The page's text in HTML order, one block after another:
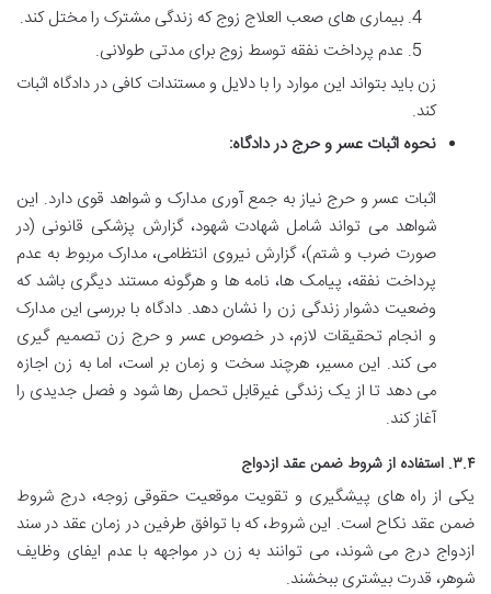
بیماری های صعب العلاج زوج که زندگی مشترک را مختل کند.
عدم پرداخت نفقه توسط زوج برای مدتی طولانی.
زن باید بتواند این موارد را با دلایل و مستندات کافی در دادگاه اثبات
کند.
نحوه اثبات عسر و حرج در دادگاه:
اثبات عسر و حرج نیاز به جمع آوری مدارک و شواهد قوی دارد. این
شواهد می تواند شامل شهادت شهود، گزارش پزشکی قانونی (در
صورت ضرب و شتم)، گزارش نیروی انتظامی، مدارک مربوط به عدم
پرداخت نفقه، پیامک ها، نامه ها و هرگونه مستند دیگری باشد که
وضعیت دشوار زندگی زن را نشان دهد. دادگاه با بررسی این مدارک
و انجام تحقیقات لازم، در خصوص عسر و حرج زن تصمیم گیری
می کند. این مسیر، هرچند سخت و زمان بر است، اما به زن اجازه
می دهد تا از یک زندگی غیرقابل تحمل رها شود و فصل جدیدی را
آغاز کند.
۳.۴. استفاده از شروط ضمن عقد ازدواج
یکی از راه های پیشگیری و تقویت موقعیت حقوقی زوجه، درج شروط
ضمن عقد نکاح است. این شروط، که با توافق طرفین در زمان عقد در سند
ازدواج درج می شوند، می توانند به زن در مواجهه با عدم ایفای وظایف
شوهر، قدرت بیشتری ببخشند.